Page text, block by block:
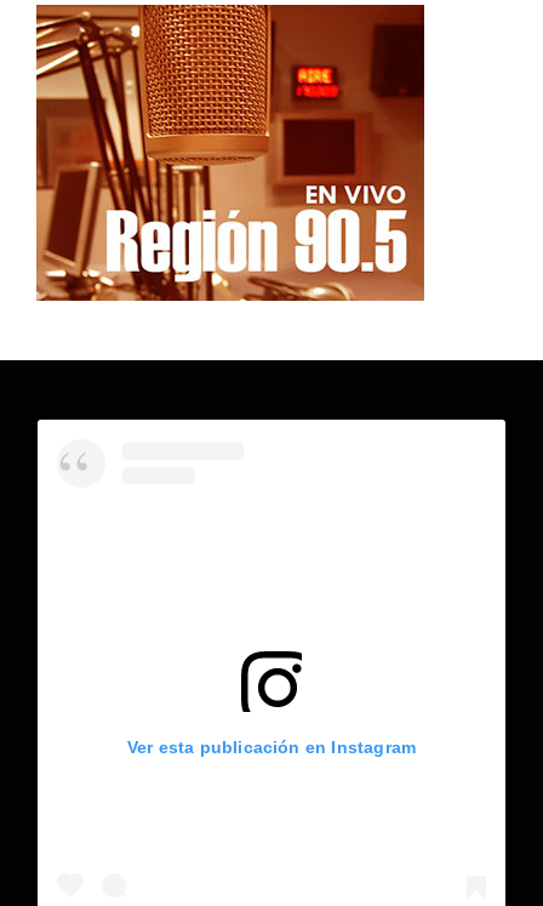
Ver esta publicación en Instagram